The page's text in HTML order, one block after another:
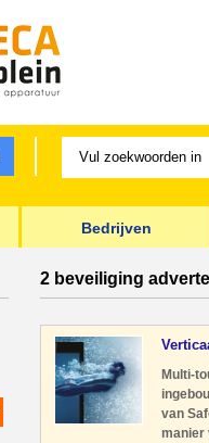
Bedrijven
2 beveiliging
Multi-
van
manier